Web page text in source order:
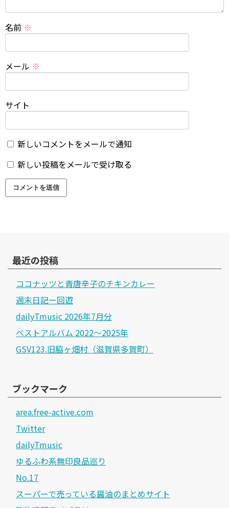
名前 ※
メール ※
サイト
新しいコメントをメールで通知
新しい投稿をメールで受け取る
最近の投稿
ココナッツと青唐辛子のチキンカレー
週末日記ー回遊
dailyTmusic 2026年7月分
ベストアルバム 2022～2025年
GSV123.旧脇ヶ畑村（滋賀県多賀町）
ブックマーク
area.free-active.com
Twitter
dailyTmusic
ゆるふわ系無印良品巡り
No.17
スーパーで売っている醤油のまとめサイト